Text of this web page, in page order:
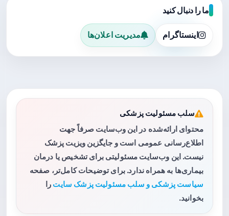
ما را دنبال کنید
اینستاگرام مدیریت اعلان‌ها
سلب مسئولیت پزشکی
محتوای ارائه‌شده در این وب‌سایت صرفاً جهت
اطلاع‌رسانی عمومی است و جایگزین ویزیت پزشک
نیست. این وب‌سایت مسئولیتی برای تشخیص یا درمان
بیماری‌ها به همراه ندارد. برای توضیحات کامل‌تر، صفحه
سیاست پزشکی و سلب مسئولیت پزشک سایت را
بخوانید.